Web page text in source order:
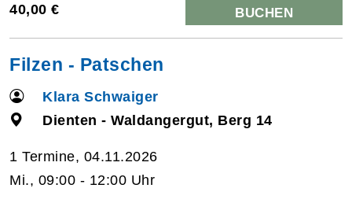
40,00 € BUCHEN
Filzen - Patschen
Klara Schwaiger
Dienten - Waldangergut, Berg 14
1 Termine, 04.11.2026
Mi., 09:00 - 12:00 Uhr